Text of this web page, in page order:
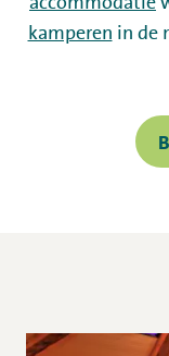
Werken
Mijn
kamperen in de